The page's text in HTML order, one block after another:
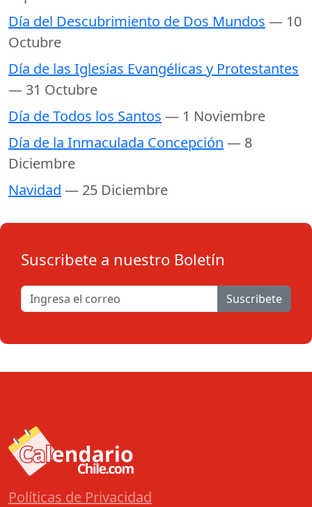
Día del Descubrimiento de Dos Mundos — 10
Octubre
Día de las Iglesias Evangélicas y Protestantes
— 31 Octubre
Día de Todos los Santos — 1 Noviembre
Día de la Inmaculada Concepción — 8
Diciembre
Navidad — 25 Diciembre
Suscribete a nuestro Boletín
Suscribete
Políticas de Privacidad